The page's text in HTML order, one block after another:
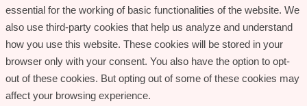
essential for the working of basic functionalities of the website. We
also use third-party cookies that help us analyze and understand
how you use this website. These cookies will be stored in your
browser only with your consent. You also have the option to opt-
out of these cookies. But opting out of some of these cookies may
affect your browsing experience.